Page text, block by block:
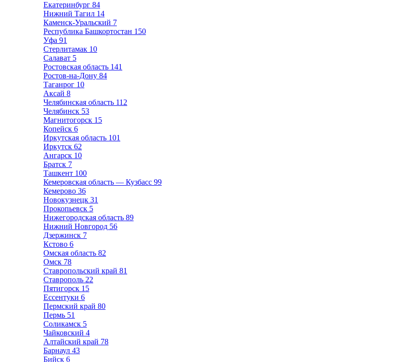
Екатеринбург 84
Нижний Тагил 14
Каменск-Уральский 7
Республика Башкортостан 150
Уфа 91
Стерлитамак 10
Салават 5
Ростовская область 141
Ростов-на-Дону 84
Таганрог 10
Аксай 8
Челябинская область 112
Челябинск 53
Магнитогорск 15
Копейск 6
Иркутская область 101
Иркутск 62
Ангарск 10
Братск 7
Ташкент 100
Кемеровская область — Кузбасс 99
Кемерово 36
Новокузнецк 31
Прокопьевск 5
Нижегородская область 89
Нижний Новгород 56
Дзержинск 7
Кстово 6
Омская область 82
Омск 78
Ставропольский край 81
Ставрополь 22
Пятигорск 15
Ессентуки 6
Пермский край 80
Пермь 51
Соликамск 5
Чайковский 4
Алтайский край 78
Барнаул 43
Бийск 6